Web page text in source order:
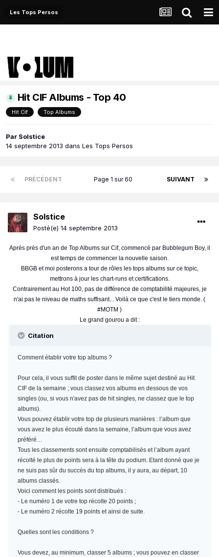
Les Tops Persos
Hit CIF Albums - Top 40
Hit Cif Top Albums
Par Solstice
14 septembre 2013 dans Les Tops Persos
PRÉCÉDENT SUIVANT
Page 1 sur 60
Solstice
Posté(e) 14 septembre 2013
Après près d'un an de Top Albums sur Cif, commencé par Bubblegum Boy, il
est temps de commencer la nouvelle saison.
BBGB et moi posterons a tour de rôles les tops albums sur ce topic,
mettrons à jour les chart-runs et certifications.
Contrairement au Hot 100, pas de différence de comptabilité majeures, je
n'ai pas le niveau de maths suffisant... Voilà ce que c'est le tiers monde. (
#MOTM )
Le grand gourou a dit :
Citation
Comment établir votre top albums ?
Pour cela, il vous suffit de poster dans le même sujet destiné au Hit
CIF de la semaine ; vous classez vos albums en dessous de vos
singles (ou, si vous n'avez pas de hit singles, ne classez que le top
albums).
Vous pouvez établir votre top de plusieurs manières : l’album que
vous avez le plus écouté dans la semaine, l’album que vous avez
préféré…
Tous les classements sont ensuite comptabilisés et l’album ayant
récolté le plus de points sera à la tête du podium. Etant donné que je
ne suis pas sûr du succès du top albums, il y aura, au départ, 10
albums classés.
Voici comment les points sont distribués :
- Le numéro 1 de votre top récolte 20 points ;
- Le numéro 2 récolte 19 points et ainsi de suite.
Quelles sont les conditions ?
Vous devez, au minimum, classer 5 albums ; vous pouvez en classer